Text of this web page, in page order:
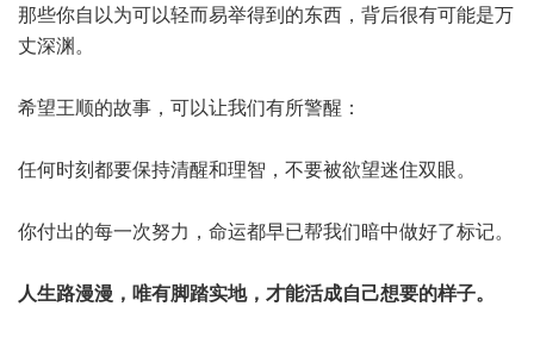
那些你自以为可以轻而易举得到的东西，背后很有可能是万
丈深渊。
希望王顺的故事，可以让我们有所警醒：
任何时刻都要保持清醒和理智，不要被欲望迷住双眼。
你付出的每一次努力，命运都早已帮我们暗中做好了标记。
人生路漫漫，唯有脚踏实地，才能活成自己想要的样子。